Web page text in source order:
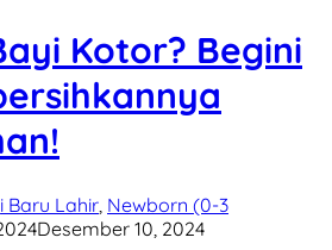
Kotor? Begini
Baru Lahir, Newborn (0-3
Desember 10, 2024